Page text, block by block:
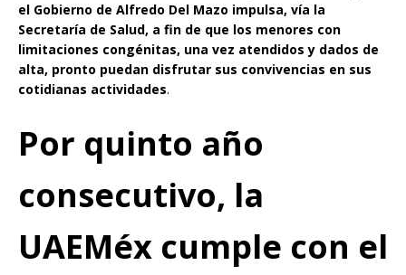
el Gobierno de Alfredo Del Mazo impulsa, vía la
Secretaría de Salud, a fin de que los menores con
limitaciones congénitas, una vez atendidos y dados de
alta, pronto puedan disfrutar sus convivencias en sus
cotidianas actividades.
Por quinto año
consecutivo, la
UAEMéx cumple con el